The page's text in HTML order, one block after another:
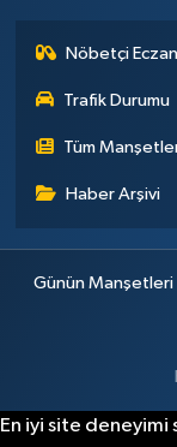
Nöbetçi
Trafik Durumu
Tüm
Haber Arşivi
Günün Manşetleri
En iyi site